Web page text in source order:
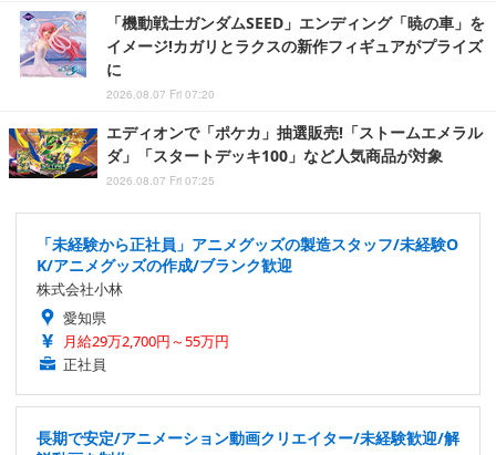
「機動戦士ガンダムSEED」エンディング「暁の車」を
イメージ!カガリとラクスの新作フィギュアがプライズ
に
2026.08.07 Fri 07:20
エディオンで「ポケカ」抽選販売!「ストームエメラル
ダ」「スタートデッキ100」など人気商品が対象
2026.08.07 Fri 07:25
「未経験から正社員」アニメグッズの製造スタッフ/未経験O
K/アニメグッズの作成/ブランク歓迎
株式会社小林
愛知県
月給29万2,700円～55万円
正社員
長期で安定/アニメーション動画クリエイター/未経験歓迎/解